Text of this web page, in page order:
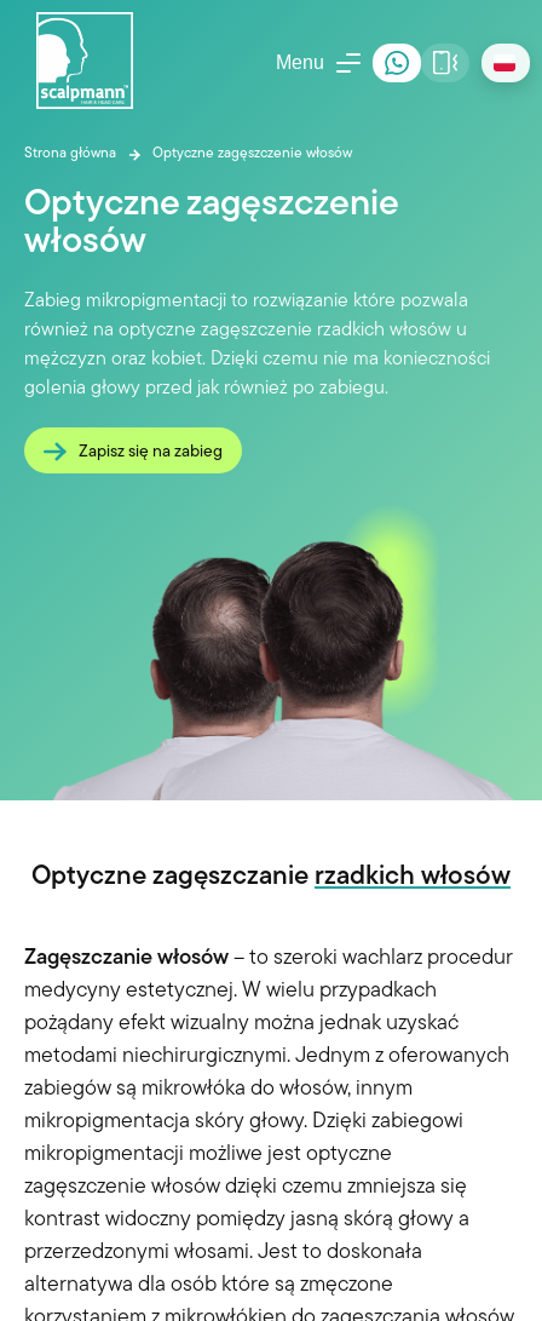
Menu
Strona główna Optyczne zagęszczenie włosów
Optyczne zagęszczenie
włosów
Zabieg mikropigmentacji to rozwiązanie które pozwala
również na optyczne zagęszczenie rzadkich włosów u
mężczyzn oraz kobiet. Dzięki czemu nie ma konieczności
golenia głowy przed jak również po zabiegu.
Zapisz się na zabieg
Optyczne zagęszczanie rzadkich włosów
Zagęszczanie włosów – to szeroki wachlarz procedur
medycyny estetycznej. W wielu przypadkach
pożądany efekt wizualny można jednak uzyskać
metodami niechirurgicznymi. Jednym z oferowanych
zabiegów są mikrowłóka do włosów, innym
mikropigmentacja skóry głowy. Dzięki zabiegowi
mikropigmentacji możliwe jest optyczne
zagęszczenie włosów dzięki czemu zmniejsza się
kontrast widoczny pomiędzy jasną skórą głowy a
przerzedzonymi włosami. Jest to doskonała
alternatywa dla osób które są zmęczone